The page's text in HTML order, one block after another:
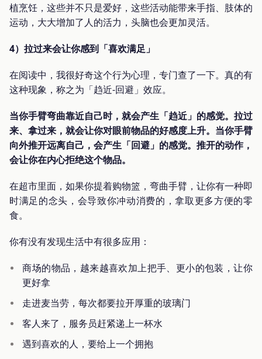
植烹饪，这些并不只是爱好，这些活动能带来手指、肢体的
运动，大大增加了人的活力，头脑也会更加灵活。
4）拉过来会让你感到「喜欢满足」
在阅读中，我很好奇这个行为心理，专门查了一下。真的有
这种现象，称之为「趋近-回避」效应。
当你手臂弯曲靠近自己时，就会产生「趋近」的感觉。拉过
来、拿过来，就会让你对眼前物品的好感度上升。当你手臂
向外推开远离自己，会产生「回避」的感觉。推开的动作，
会让你在内心拒绝这个物品。
在超市里面，如果你提着购物篮，弯曲手臂，让你有一种即
时满足的念头，会导致你冲动消费的，拿取更多方便的零
食。
你有没有发现生活中有很多应用：
商场的物品，越来越喜欢加上把手、更小的包装，让你
更好拿
走进麦当劳，每次都要拉开厚重的玻璃门
客人来了，服务员赶紧递上一杯水
遇到喜欢的人，要给上一个拥抱